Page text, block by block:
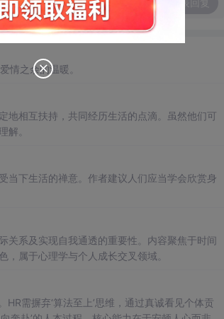
情之余的温暖。
地相互扶持，共同经历生活的点滴。虽然他们可
解。
当下生活的禅意。作者建议人们应当学会欣赏身
关系及实现自我通透的重要性。内容聚焦于时间
属于心理学与个人成长交叉领域。
需摒弃‘算法至上’思维，通过真诚看见个体贡